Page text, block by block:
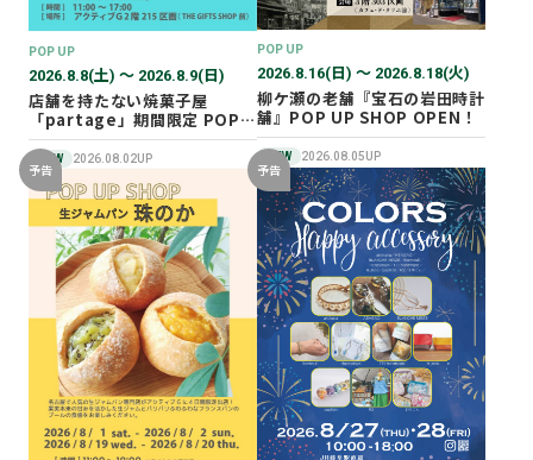
POP UP
2026.8.8(土) 〜 2026.8.9(日)
店舗を持たない焼菓子屋
「partage」期間限定 POP
UP SHOP オープン！
NEW 2026.08.02UP
POP UP
2026.8.16(日) 〜 2026.8.18(火)
柳ケ瀬の老舗『宝石の岩田時計
舗』POP UP SHOP OPEN！
NEW 2026.08.05UP
予告 予告